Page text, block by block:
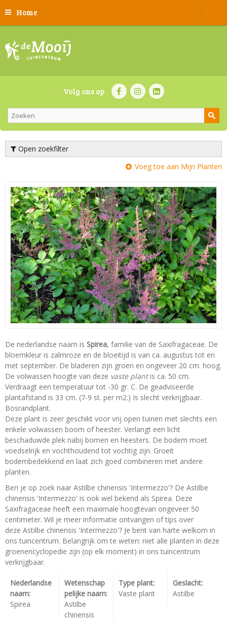
Home
Volg ons op
Open zoekfilter
Voeg toe aan Mijn Planten
De nederlandse naam is Spirea, familie van de Saxifragaceae. De
bloemkleur is zalmroze en de bloeitijd is van ca. augustus tot en
met september. De bladeren zijn groen en ongeveer 20 cm. hoog.
De volwassen hoogte van deze vaste plantis ca. 50 cm.
Verdraagt een temperatuur tot -30 gr. C. De geadviseerde
plantafstand is 33 cm. (7-9 st. per m2.) Is slecht verkrijgbaar.
Bosrandplant.
Deze plant is zeer geschikt voor vrij open tuinen met slechts een
enkele volwassen boom of heester. Verlangt een licht
beschaduwde plek nabij bomen en heesters. De bodem moet
voedselrijk en vochthoudend tot vochtig zijn. Groeit
bodembedekkend en laat zich goed combineren met andere
planten.
Ben je op zoek naar Astilbe chinensis 'Intermezzo'? De Astilbe
chinensis 'Intermezzo' is ook wel bekend als Spirea. Deze
Saxifragaceae heeft een maximale hoogtevan ongeveer 50
centimeter. Wil je meer informatie ontvangen of tips over
deze Astilbe chinensis 'Intermezzo'? Je bent van harte welkom in
ons tuincentrum. Belangrijk om te weten: niet alle planten in deze
groenencyclopedie zijn (op elk moment) in ons tuincentrum
verkrijgbaar.
Nederlandse
naam:
Spirea
Wetenschap
pelijke naam:
Astilbe
chinensis
Type plant:
Vaste plant
Geslacht:
Astilbe